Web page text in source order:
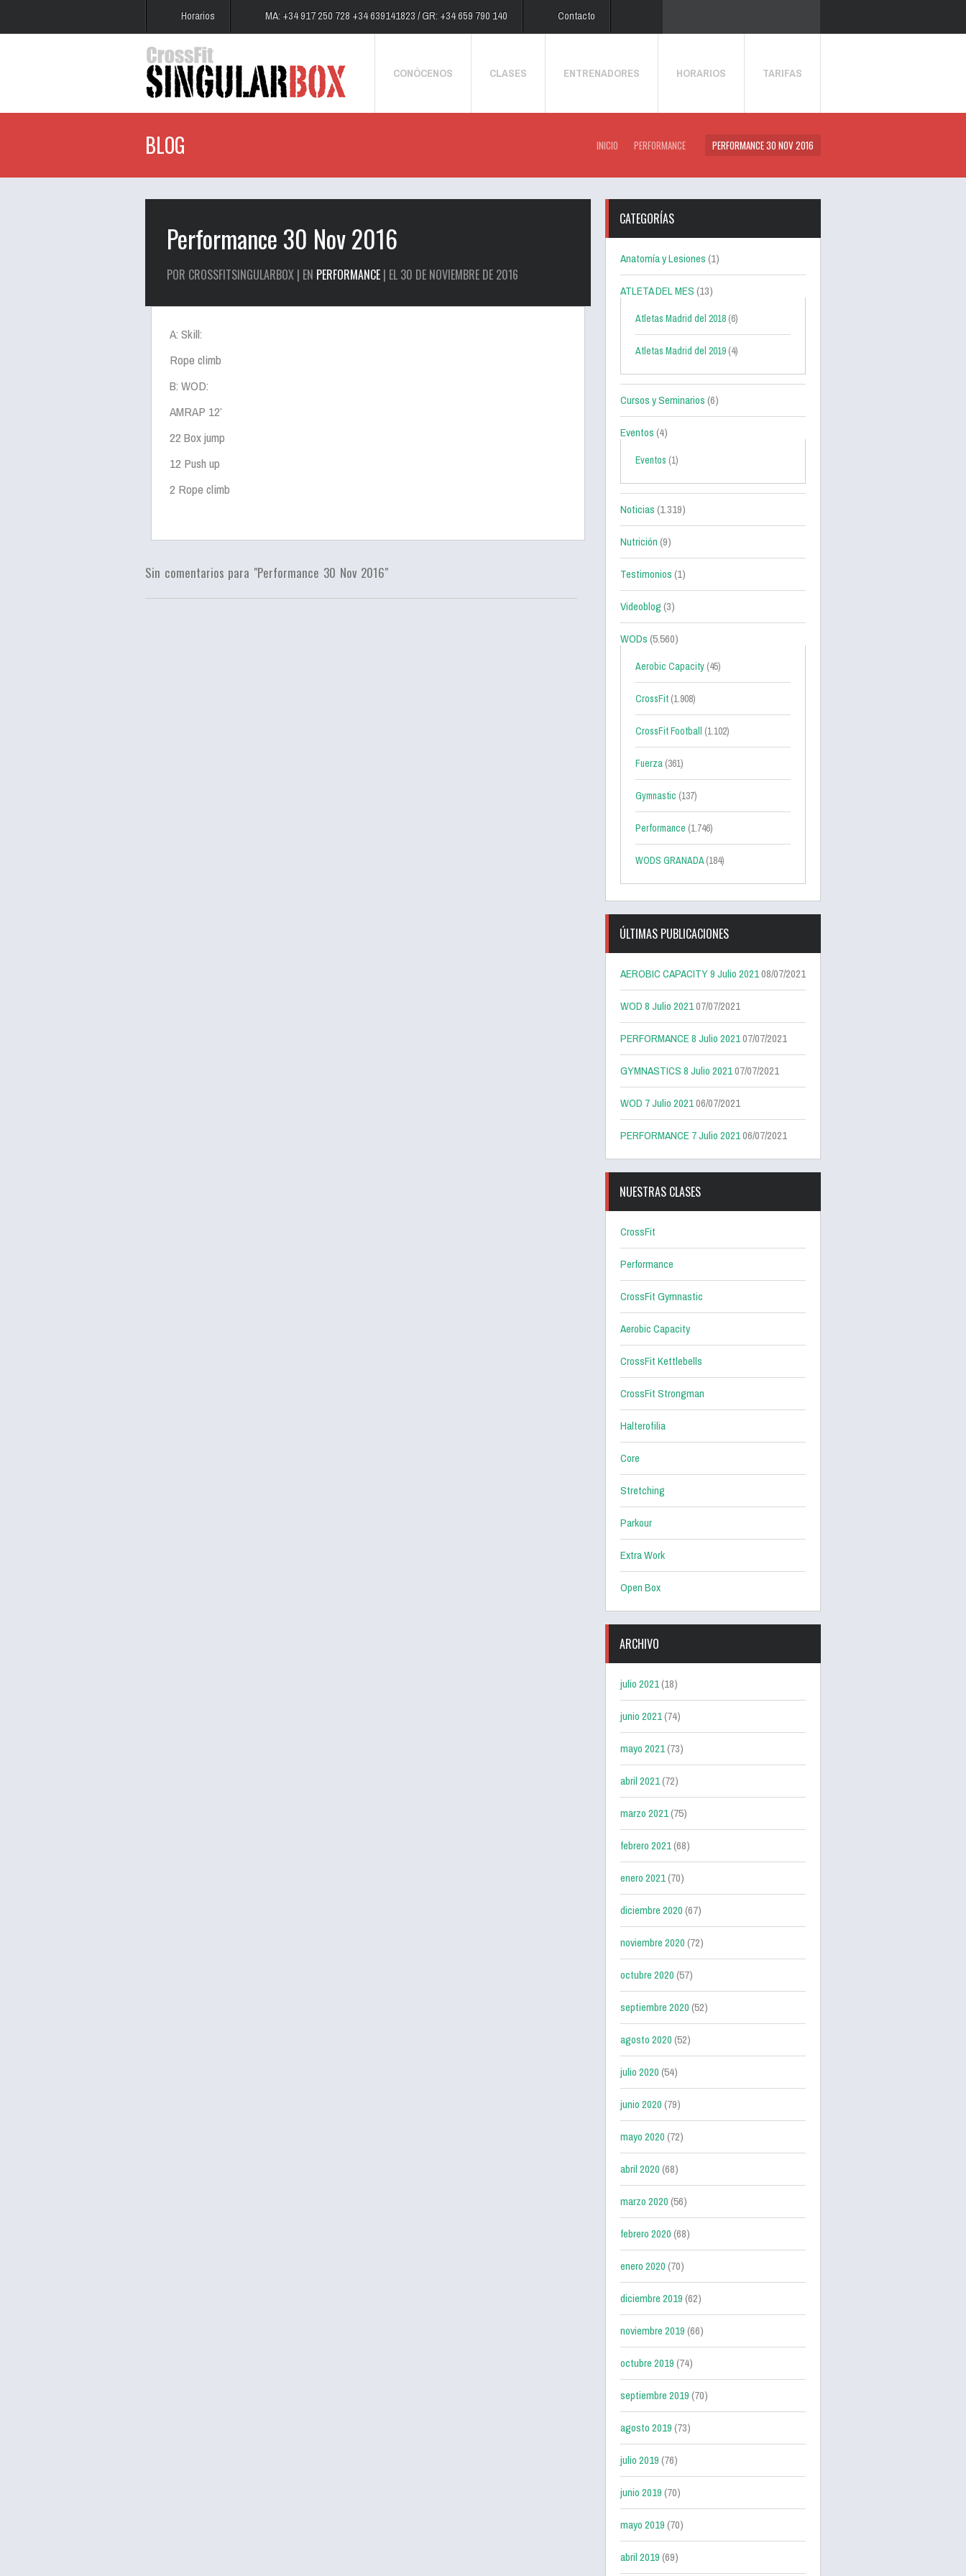
Horarios MA: +34 917 250 728 +34 639141823 / GR: +34 659 790 140 Contacto
CONÓCENOS CLASES ENTRENADORES HORARIOS TARIFAS
BLOG INICIO PERFORMANCE PERFORMANCE 30 NOV 2016
Performance 30 Nov 2016
POR CROSSFITSINGULARBOX | EN PERFORMANCE | EL 30 DE NOVIEMBRE DE 2016
A: Skill:
Rope climb
B: WOD:
AMRAP 12’
22 Box jump
12 Push up
2 Rope climb
Sin comentarios para "Performance 30 Nov 2016"
CATEGORÍAS
Anatomía y Lesiones(1)
ATLETA DEL MES(13)
Atletas Madrid del 2018 (6)
Atletas Madrid del 2019 (4)
Cursos y Seminarios(6)
Eventos(4)
Eventos (1)
Noticias(1.319)
Nutrición(9)
Testimonios(1)
Videoblog(3)
WODs(5.560)
Aerobic Capacity (45)
CrossFit (1.908)
CrossFit Football (1.102)
Fuerza (361)
Gymnastic (137)
Performance (1.746)
WODS GRANADA(184)
ÚLTIMAS PUBLICACIONES
AEROBIC CAPACITY 9 Julio 202108/07/2021
WOD 8 Julio 202107/07/2021
PERFORMANCE 8 Julio 202107/07/2021
GYMNASTICS 8 Julio 202107/07/2021
WOD 7 Julio 202106/07/2021
PERFORMANCE 7 Julio 202106/07/2021
NUESTRAS CLASES
CrossFit
Performance
CrossFit Gymnastic
Aerobic Capacity
CrossFit Kettlebells
CrossFit Strongman
Halterofilia
Core
Stretching
Parkour
Extra Work
Open Box
ARCHIVO
julio 2021(18)
junio 2021(74)
mayo 2021(73)
abril 2021(72)
marzo 2021(75)
febrero 2021(68)
enero 2021(70)
diciembre 2020(67)
noviembre 2020(72)
octubre 2020(57)
septiembre 2020(52)
agosto 2020(52)
julio 2020(54)
junio 2020(79)
mayo 2020(72)
abril 2020(68)
marzo 2020(56)
febrero 2020(68)
enero 2020(70)
diciembre 2019(62)
noviembre 2019(66)
octubre 2019(74)
septiembre 2019(70)
agosto 2019(73)
julio 2019(76)
junio 2019(70)
mayo 2019(70)
abril 2019(69)